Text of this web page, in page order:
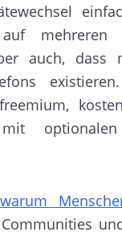
mehreren
auch, dass
warum